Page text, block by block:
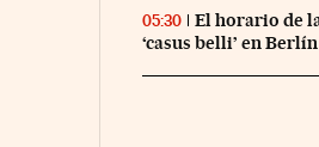
05:30
El horario de
‘casus belli’ en Berlín